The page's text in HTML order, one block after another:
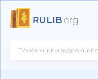
RULIB.org